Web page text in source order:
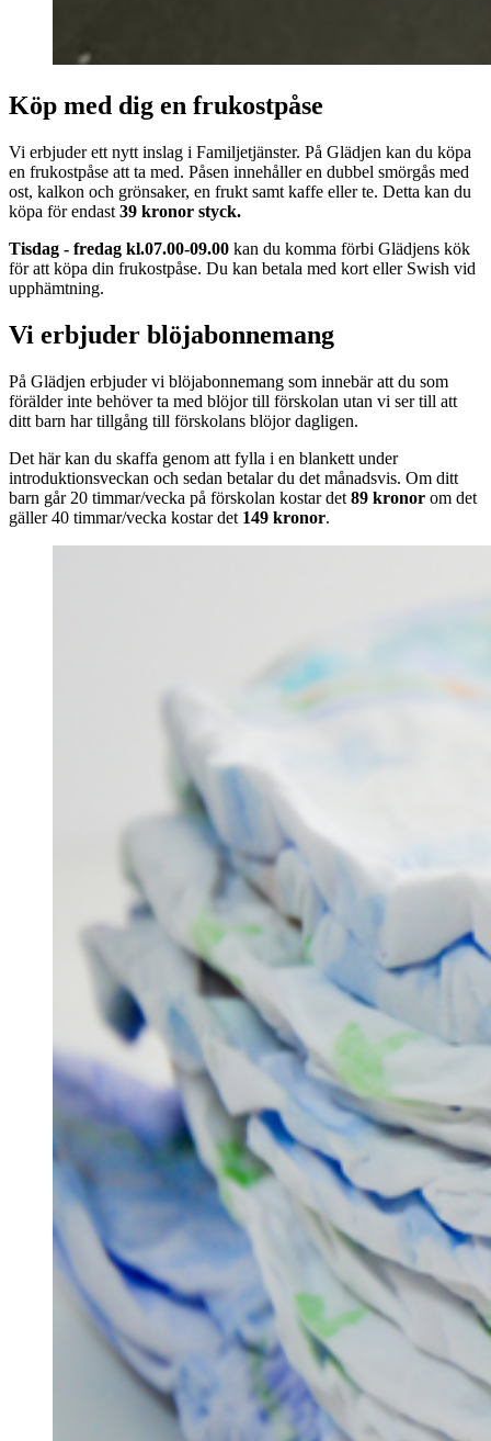
Köp med dig en frukostpåse
Vi erbjuder ett nytt inslag i Familjetjänster. På Glädjen kan du köpa
en frukostpåse att ta med. Påsen innehåller en dubbel smörgås med
ost, kalkon och grönsaker, en frukt samt kaffe eller te. Detta kan du
köpa för endast 39 kronor styck.
Tisdag - fredag kl.07.00-09.00 kan du komma förbi Glädjens kök
för att köpa din frukostpåse. Du kan betala med kort eller Swish vid
upphämtning.
Vi erbjuder blöjabonnemang
På Glädjen erbjuder vi blöjabonnemang som innebär att du som
förälder inte behöver ta med blöjor till förskolan utan vi ser till att
ditt barn har tillgång till förskolans blöjor dagligen.
Det här kan du skaffa genom att fylla i en blankett under
introduktionsveckan och sedan betalar du det månadsvis. Om ditt
barn går 20 timmar/vecka på förskolan kostar det 89 kronor om det
gäller 40 timmar/vecka kostar det 149 kronor.